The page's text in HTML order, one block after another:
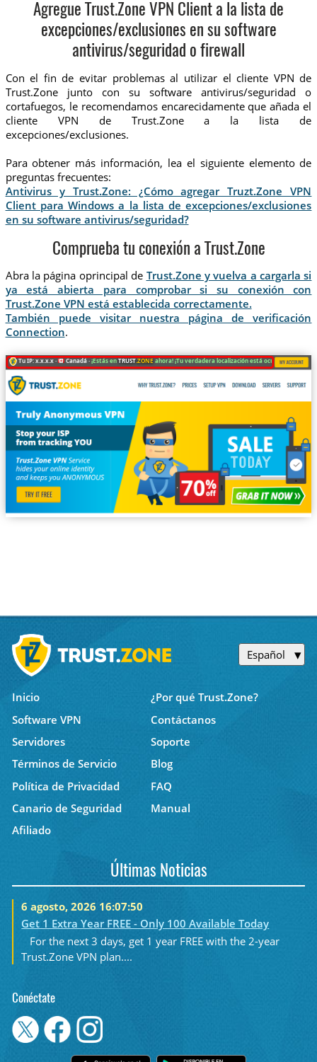
Agregue Trust.Zone VPN Client a la lista de
excepciones/exclusiones en su software
antivirus/seguridad o firewall
Con el fin de evitar problemas al utilizar el cliente VPN de
Trust.Zone junto con su software antivirus/seguridad o
cortafuegos, le recomendamos encarecidamente que añada el
cliente VPN de Trust.Zone a la lista de
excepciones/exclusiones.
Para obtener más información, lea el siguiente elemento de
preguntas frecuentes:
Antivirus y Trust.Zone: ¿Cómo agregar Truzt.Zone VPN
Client para Windows a la lista de excepciones/exclusiones
en su software antivirus/seguridad?
Comprueba tu conexión a Trust.Zone
Abra la página oprincipal de Trust.Zone y vuelva a cargarla si
ya está abierta para comprobar si su conexión con
Trust.Zone VPN está establecida correctamente.
También puede visitar nuestra página de verificación
Connection.
Tu IP: x.x.x.x · Canadá ·¡Estás enTRUST.ZONEahora! ¡Tu verdadera localización está oculta!
Español
Inicio
¿Por qué Trust.Zone?
Software VPN
Contáctanos
Servidores
Soporte
Términos de Servicio
Blog
Política de Privacidad
FAQ
Canario de Seguridad
Manual
Afiliado
Últimas Noticias
6 agosto, 2026 16:07:50
Get 1 Extra Year FREE - Only 100 Available Today
For the next 3 days, get 1 year FREE with the 2-year
Trust.Zone VPN plan....
Conéctate